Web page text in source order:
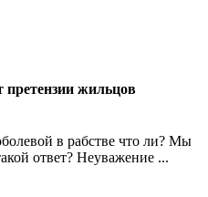
жильцов
в рабстве что ли? Мы
ответ? Неуважение ...